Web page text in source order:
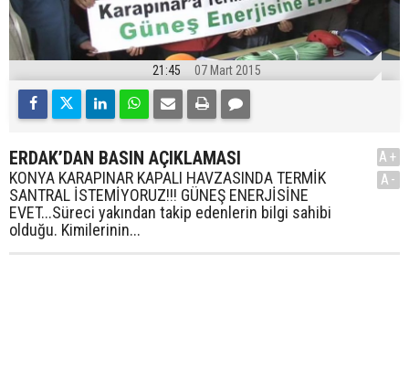
21:45 07 Mart 2015
ERDAK’DAN BASIN AÇIKLAMASI
KONYA KARAPINAR KAPALI HAVZASINDA TERMİK
SANTRAL İSTEMİYORUZ!!! GÜNEŞ ENERJİSİNE
EVET...Süreci yakından takip edenlerin bilgi sahibi
olduğu. Kimilerinin...
A+
A-